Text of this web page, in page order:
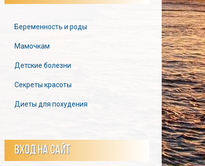
Беременность и роды
Мамочкам
Детские болезни
Секреты красоты
Диеты для похудения
ВХОД НА САЙТ